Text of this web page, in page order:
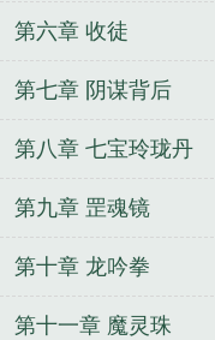
第六章 收徒
第七章 阴谋背后
第八章 七宝玲珑丹
第九章 罡魂镜
第十章 龙吟拳
第十一章 魔灵珠